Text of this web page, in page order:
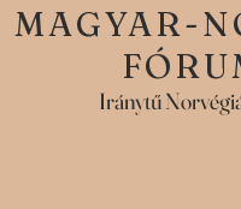
MAGYAR-
Iránytű